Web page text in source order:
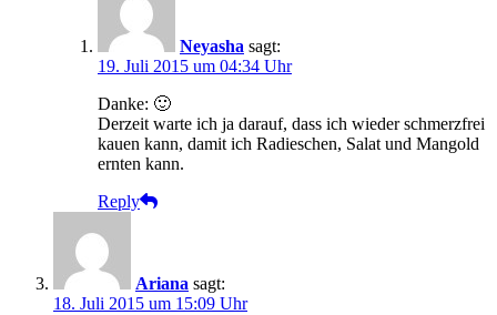
Neyasha sagt:
19. Juli 2015 um 04:34 Uhr
Danke: 🙂
Derzeit warte ich ja darauf, dass ich wieder schmerzfrei
kauen kann, damit ich Radieschen, Salat und Mangold
ernten kann.
Reply
Ariana sagt:
18. Juli 2015 um 15:09 Uhr